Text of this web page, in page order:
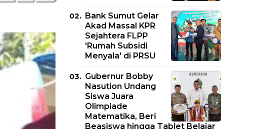
Bank Sumut Gelar
Akad Massal KPR
Sejahtera FLPP
'Rumah Subsidi
Menyala' di PRSU
Gubernur Bobby
Nasution Undang
Siswa Juara
Olimpiade
Matematika, Beri
Beasiswa hingga Tablet Belajar